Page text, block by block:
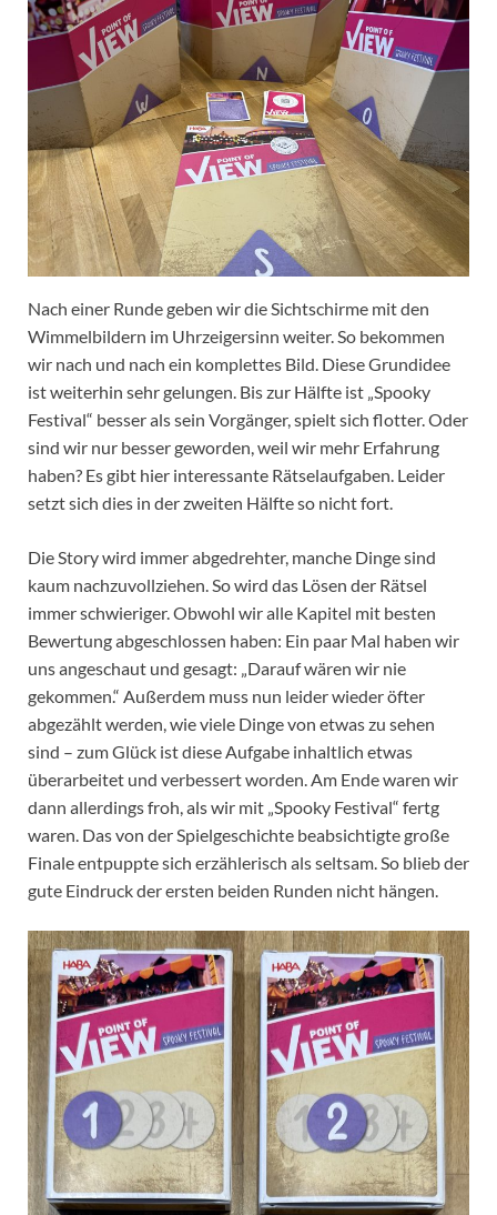
Nach einer Runde geben wir die Sichtschirme mit den
Wimmelbildern im Uhrzeigersinn weiter. So bekommen
wir nach und nach ein komplettes Bild. Diese Grundidee
ist weiterhin sehr gelungen. Bis zur Hälfte ist „Spooky
Festival“ besser als sein Vorgänger, spielt sich flotter. Oder
sind wir nur besser geworden, weil wir mehr Erfahrung
haben? Es gibt hier interessante Rätselaufgaben. Leider
setzt sich dies in der zweiten Hälfte so nicht fort.
Die Story wird immer abgedrehter, manche Dinge sind
kaum nachzuvollziehen. So wird das Lösen der Rätsel
immer schwieriger. Obwohl wir alle Kapitel mit besten
Bewertung abgeschlossen haben: Ein paar Mal haben wir
uns angeschaut und gesagt: „Darauf wären wir nie
gekommen.“ Außerdem muss nun leider wieder öfter
abgezählt werden, wie viele Dinge von etwas zu sehen
sind – zum Glück ist diese Aufgabe inhaltlich etwas
überarbeitet und verbessert worden. Am Ende waren wir
dann allerdings froh, als wir mit „Spooky Festival“ fertg
waren. Das von der Spielgeschichte beabsichtigte große
Finale entpuppte sich erzählerisch als seltsam. So blieb der
gute Eindruck der ersten beiden Runden nicht hängen.